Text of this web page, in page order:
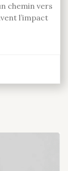
chemin vers
l’impact